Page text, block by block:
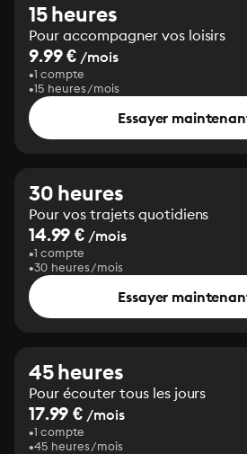
15 heures
Pour accompagner vos loisirs
9.99 € /mois
1 compte
15 heures/mois
Essayer
30 heures
Pour vos trajets quotidiens
14.99 € /mois
1 compte
30 heures/mois
Essayer
45 heures
Pour écouter tous les jours
17.99 € /mois
1 compte
45 heures/mois